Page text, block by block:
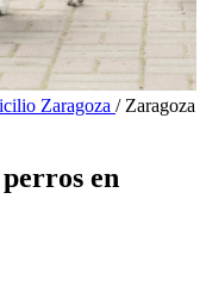
Zaragoza / Zaragoza
en